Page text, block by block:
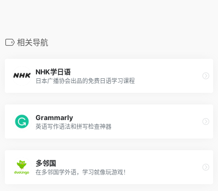
相关导航
NHK学日语
日本广播协会出品的免费日语学习课程
Grammarly
英语写作语法和拼写检查神器
多邻国
在多邻国学外语，学习就像玩游戏！